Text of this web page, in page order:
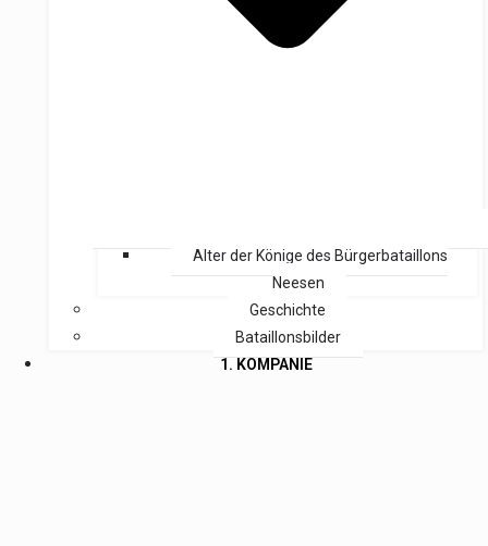
Alter der Könige des Bürgerbataillons
Neesen
Geschichte
Bataillonsbilder
1. KOMPANIE